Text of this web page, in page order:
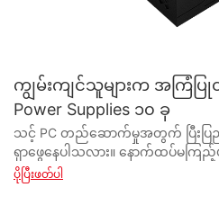
ကျွမ်းကျင်သူများက အကြံပ
Power Supplies ၁၀ ခု
သင့် PC တည်ဆောက်မှုအတွက် ပြီးပြည့်စုံသော ပါဝါထောက်ပံ့မှုကို သင်ရှာဖွေနေပါသလား။ နောက်ထပ်မကြည့်ပါနဲ့! ဤဆောင်းပါးတွင်၊ ကျွမ်းကျင်သူများအကြံပြုထားသော ထိပ်တန်း PC ပါဝါထောက်ပံ့မှု ၁၀ ​​ခုစာရင်းကို စုစည်းထားပါသည်။ သင်သည် စတင်သူ သို့မဟုတ် ကျွမ်းကျင်သူဖြစ်ပါစေ၊ မှန်ကန်သော ပါဝါထောက်ပံ့မှုကို ရှာဖွေခြင်းသည် သင့်စနစ်၏ အကောင်းဆုံးစွမ်းဆောင်ရည်နှင့် တည်ငြိမ်မှုအတွက် အရေးကြီးပါသည်။ ကျွန်ုပ်တို့၏ ထိပ်တန်းရွေးချယ်မှုများနှင့် ၎င်းတို့ကို လုပ်ငန်းကျွမ်းကျင်ပညာရှင်များက အဘယ်ကြောင့် အလွန်အမင်းအကြံပြုထားသည်ကို ရှာဖွေရန် ဆက်လက်ဖတ်ရှုပါ။ - PC Power Supplies အကြောင်းမိတ်ဆက် အစိတ်အပိုင်းအားလုံးကို ချောမွေ့စွာလည်ပတ်နေစေရန်အတွက် လိုအပ်သော လျှပ်စစ်ဓာတ်အားကို ထောက်ပံ့ပေးသောကြောင့် ယုံကြည်စိတ်ချရပြီး ထိရောက်သော ပါဝါထောက်ပံ့မှုယူနစ်သည် ကွန်ပျူတာတိုင်းအတွက် မရှိမဖြစ်လိုအပ်ပါသည်။ ဤဆောင်းပါးတွင်၊ နယ်ပယ်တွင်းရှိ ကျွမ်းကျင်သူများမှ အကြံပြုထားသော ထိပ်တန်း 10 ယူနစ်များကို ရှာဖွေလေ့လာထားသော PC ပါဝါထောက်ပံ့ရေးကမ္ဘာနှင့် မိတ်ဆက်ပေးပါမည်။ PC Power Supply များသည် သင်၏ နံရံပလပ်ပေါက်မှ AC ပါဝါအား သင့်ကွန်ပျူတာ အစိတ်အပိုင်းများ အသုံးပြုနိုင်သည့် DC ပါဝါအဖြစ်သို့ ပြောင်းလဲပေးသည့် အရေးကြီးသော အစိတ်အပိုင်းများဖြစ်သည်။ ၎င်းတို့သည် အရွယ်အစားအမျိုးမျိုး၊ wattages နှင့် efficiency ratings များပါရှိသောကြောင့် သင့်စနစ်အတွက် သင့်လျော်သောတစ်ခုကို ရွေးချယ်ခြင်းသည် အကောင်းဆုံးစွမ်းဆောင်ရည်ကိုသေချာစေရန် အဓိကသော့ချက်ဖြစ်သည်။ သင့် PC အတွက် ပါဝါထောက်ပံ့မှုကို ရွေးချယ်ရာတွင်၊ wattage၊ efficiency၊ modular vs non-modular design နှင့် အလုံးစုံတည်ဆောက်မှု အရည်အသွေးစသည့် အချက်များကို ထည့်သွင်းစဉ်းစားရန် အရေးကြီးပါသည်။ မြင့်မားသော wattage PSU ကို high-end GPU များနှင့် CPU များပါသည့် စနစ်များအတွက် အကြံပြုထားပြီး၊ ထိရောက်သောယူနစ်သည် စွမ်းအင်သုံးစွဲမှုနှင့် အပူထွက်ရှိမှုကို လျှော့ချနိုင်မည်ဖြစ်သည်။ Modular ပါဝါထောက်ပံ့မှုများသည် သင်လိုအပ်သောကေဘယ်ကြိုးများကိုသာ အသုံးပြုခွင့်ပေးသောကြောင့် ပိုမိုသန့်ရှင်းပြီး စနစ်တကျတည်ဆောက်မှုကို ဖြစ်ပေါ်စေပါသည်။ အခြားတစ်ဖက်တွင်၊ မော်ဂျူလာမဟုတ်သော ယူနစ်များသည် ကေဘယ်ကြိုးများအားလုံးကို ပူးတွဲပါရှိပြီး၊ ၎င်းသည် ကေဘယ်လ်စီမံခန့်ခွဲမှုနှင့်ပတ်သက်၍ အနည်းငယ်အခက်အခဲရှိနိုင်သည်။ သို့သော်၊ ၎င်းတို့သည် ၎င်းတို့၏ modular counterparts များထက် အများအားဖြင့် ပို၍တတ်နိုင်ကြသည်။ တည်ဆောက်မှု အရည်အသွေးအရ ဂုဏ်သိက္ခာရှိသော ထုတ်လုပ်သူထံမှ ပါဝါထောက်ပံ့မှုကို ရွေးချယ်ရန် အရေးကြီးပါသည်။ ယုံကြည်စိတ်ချရသော ပါဝါထောက်ပံ့သူသည် ကြာရှည်ခံစေရန် ဒီဇိုင်းထုတ်ထားသော အရည်အသွေးမြင့် အစိတ်အပိုင်းများဖြင့် ယူနစ်များကို ပေးဆောင်မည်ဖြစ်သည်။ Corsair၊ EVGA နှင့် Seasonic ကဲ့သို့သော Power Supply ထုတ်လုပ်သူသည် ဝါသနာရှင်များနှင့် ပရော်ဖက်ရှင်နယ်များမှ ယုံကြည်စိတ်ချရသော ၎င်းတို့၏ ထိပ်တန်းပါဝါထောက်ပံ့မှုများကြောင့် လူသိများသည်။ ကဲ၊ ကျွမ်းကျင်သူတွေ အကြံပြုထားတဲ့ ထိပ်တန်း PC ပါဝါထောက်ပံ့မှု ၁၀ ​​ခုကို လေ့လာကြည့်ရအောင်။ 1. Corsair RM850x- ဤ 850W မော်ဂျူလာ ပါဝါထောက်ပံ့မှုသည် အလွန်ကောင်းမွန်သော ထိရောက်မှုနှင့် ယုံကြည်စိတ်ချရမှုကို ပေးစွမ်းသောကြောင့် ၎င်းသည် စွမ်းဆောင်ရည်မြင့်မားသော စနစ်များအတွက် အကောင်းဆုံးရွေးချယ်မှုတစ်ခု ဖြစ်လာစေသည်။ 2. EVGA SuperNOVA 750 G5- ပါဝါ 750W နှင့် 80 Plus Gold ထိရောက်မှုအဆင့်သတ်မှတ်ချက်ဖြင့်၊ ဤယူနစ်သည် ဂိမ်းကစားသူများနှင့် ဝါသနာရှင်များအတွက် ပြီးပြည့်စုံပါသည်။ 3. Seasonic Focus GX-650- ဤ 650W ပါဝါထောက်ပံ့မှုတွင် အပြည့်အဝ မော်ဂျူလာဒီဇိုင်းနှင့် 10 နှစ်အာမခံပါရှိပြီး ခရီးရှည်အတွက် စိတ်ငြိမ်သက်မှုရရှိစေပါသည်။ 4. Thermaltake Toughpower Grand RGB 750W- RGB အလင်းရောင်နှင့် 80 Plus Gold လက်မှတ်ဖြင့်၊ ဤပါဝါထောက်ပံ့မှုသည် စတိုင်လ်နှင့် စွမ်းဆောင်ရည် နှစ်မျိုးလုံးကို ပေးဆောင်သည်။ 5. တိတ်တိတ်နေပါ။ Straight Power 11 550W- ၎င်း၏ အသံတိတ် လုပ်ဆောင်ချက်နှင့် တည်ဆောက်မှု အရည်အသွေး မြင့်မားမှုကြောင့် လူသိများသော ဤ 550W ယူနစ်သည် ယုံကြည်စိတ်ချရပြီး တိတ်ဆိတ်သော ပါဝါထောက်ပံ့မှုကို ရှာဖွေနေသူများအတွက် အကောင်းဆုံး ရွေးချယ်မှုတစ်ခုဖြစ်သည်။ 6. Cooler Master MWE Gold 750- ဤ 750W ပါဝါထောက်ပံ့မှုသည် တတ်နိုင်သောစျေးနှုန်းဖြင့် ယုံကြည်စိတ်ချရသော စွမ်းဆောင်ရည်နှင့် ထိရောက်မှုကို ပေးဆောင်သည်။ 7. ASUS ROG Thor 850- ဂိမ်းစက်များအတွက် အထူးဒီဇိုင်းထုတ်ထားပြီး၊ ဤ 850W ပါဝါထောက်ပံ့မှုတွင် OLED မျက်နှာပြင်နှင့် စိတ်ကြိုက်ပြင်ဆင်နိုင်သော Aura Sync RGB အလင်းရောင်တို့ပါရှိသည်။ 8. Antec Earthwatts Gold Pro 650W- 80 Plus Gold လက်မှတ်နှင့် 7 နှစ်အာမခံဖြင့်၊ ဤ 650W ယူနစ်သည် အလွန်တန်ဖိုးရှိပြီး ယုံကြည်စိတ်ချရမှုကို ပေးဆောင်ပါသည်။ 9. SilverStone Strider Platinum 750W- ဤ 750W ပါဝါထောက်ပံ့မှုသည် 80 Plus Platinum ထိရောက်မှုအဆင့်သတ်မှတ်ချက်နှင့် အသေးစားပုံစံထုတ်လုပ်သူများအတွက် ပြီးပြည့်စုံသော ကျစ်လျစ်သောပုံစံအချက်တစ်ချက်ရှိသည်။ 10. XPG Core Reactor 650- ထူးခြားသော ကာဗွန်ဖိုက်ဘာ ဒီဇိုင်းနှင့် 80 Plus Gold ထိရောက်မှု ပါဝင်သော ဤ 650W ပါဝါထောက်ပံ့မှုသည် စတိုင်လ်နှင့် စွမ်းဆောင်ရည် နှစ်မျိုးလုံးကို ပေးဆောင်သည်။ နိဂုံးချုပ်အနေဖြင့်၊ မှန်ကန်သော PC ပါဝါထောက်ပံ့မှုကို ရွေးချယ်ခြင်းသည် တည်ငြိမ်ပြီး ယုံကြည်စိတ်ချရသော စနစ်တစ်ခုအတွက် မရှိမဖြစ်လိုအပ်ပါသည်။ wattage၊ efficiency၊ modular design နှင့် build quality စသည့်အချက်များကို ထည့်သွင်းစဉ်းစားခြင်းဖြင့်၊ သင့်ကွန်ပျူတာသည် သင့်လိုအပ်ချက်များနှင့် ကိုက်ညီသည့် ထိပ်တန်းယူနစ်တစ်ခုမှ ပါဝါအသုံးပြုနိုင်ကြောင်း သေချာစေနိုင်ပါသည်။ အကောင်းဆုံးစွမ်းဆောင်ရည်နှင့် ယုံကြည်စိတ်ချရမှုအတွက် Corsair၊ EVGA နှင့် Seasonic ကဲ့သို့သော ကျော်ကြားသောထုတ်လုပ်သူများထံမှ ပါဝါထောက်ပံ့မှုကို သေချာစွာရွေးချယ်ပါ။ - Power Supply ကိုရွေးချယ်ရာတွင် ထည့်သွင်းစဉ်းစားရမည့်အချက်များ PC တစ်ခုကို တည်ဆောက်ခြင်း သို့မဟုတ် အဆင့်မြှင့်တင်ခြင်းတွင် ထည့်သွင်းစဉ်းစားရန် အရေးကြီးဆုံး အစိတ်အပိုင်းတစ်ခုမှာ ပါဝါထောက်ပံ့မှုဖြစ်သည်။ ယုံကြည်စိတ်ချရသော ပါဝါထောက်ပံ့မှုသည် သင့် PC ၏အစိတ်အပိုင်းအားလုံးကို တည်ငြိမ်ပြီး တသမတ်တည်း ပါဝါပေးပို့မှုသေချာစေရန်အတွက် မရှိမဖြစ်လိုအပ်ပြီး နောက်ဆုံးတွင် သင့်စနစ်၏ အလုံးစုံစွမ်းဆောင်ရည်နှင့် သက်တမ်းရှ
ပိုပြီးဖတ်ပါ